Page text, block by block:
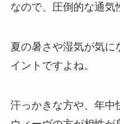
なので、圧倒的な通気
夏の暑さや湿気が気に
イントですよね。
汗っかきな方や、年中